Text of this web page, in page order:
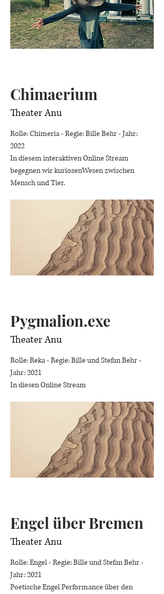
Chimaerium
Theater Anu
Rolle: Chimeria - Regie: Bille Behr - Jahr:
2022
In diesem interaktiven Online Stream
begegnen wir kuriosenWesen zwischen
Mensch und Tier.
Pygmalion.exe
Theater Anu
Rolle: Reka - Regie: Bille und Stefan Behr -
Jahr: 2021
In diesen Online Stream ​
Engel über Bremen
Theater Anu
Rolle: Engel - Regie: Bille und Stefan Behr -
Jahr: 2021
Poetische Engel Performance über den